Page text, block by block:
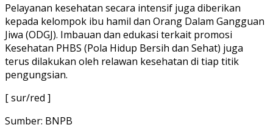
Pelayanan kesehatan secara intensif juga diberikan
kepada kelompok ibu hamil dan Orang Dalam Gangguan
Jiwa (ODGJ). Imbauan dan edukasi terkait promosi
Kesehatan PHBS (Pola Hidup Bersih dan Sehat) juga
terus dilakukan oleh relawan kesehatan di tiap titik
pengungsian.
[ sur/red ]
Sumber: BNPB